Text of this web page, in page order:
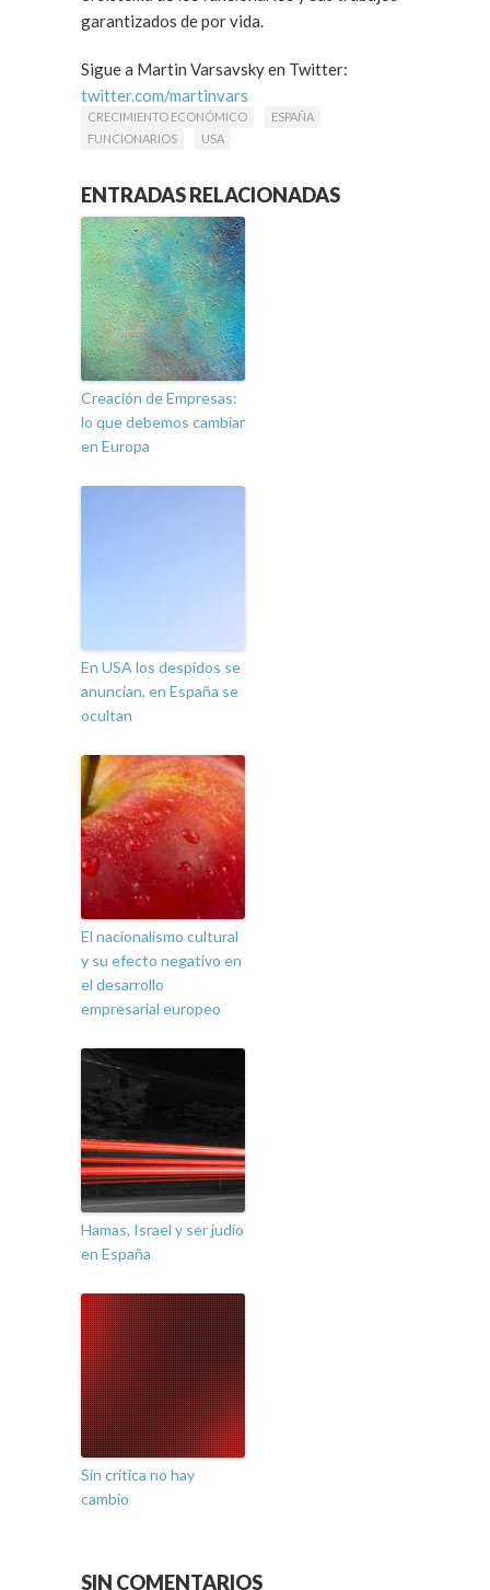
garantizados de por vida.
Sigue a Martin Varsavsky en Twitter:
twitter.com/martinvars
CRECIMIENTO ECONÓMICO
ESPAÑA
FUNCIONARIOS
USA
ENTRADAS RELACIONADAS
Creación de Empresas:
lo que debemos cambiar
en Europa
En USA los despidos se
anuncian, en España se
ocultan
El nacionalismo cultural
y su efecto negativo en
el desarrollo
empresarial europeo
Hamas, Israel y ser judío
en España
Sin crítica no hay
cambio
SIN COMENTARIOS